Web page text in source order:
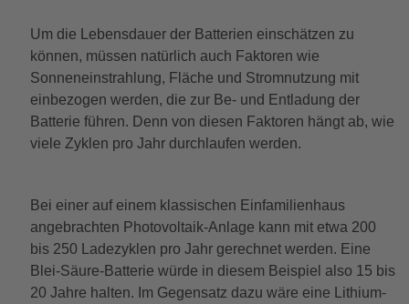
Um die Lebensdauer der Batterien einschätzen zu
können, müssen natürlich auch Faktoren wie
Sonneneinstrahlung, Fläche und Stromnutzung mit
einbezogen werden, die zur Be- und Entladung der
Batterie führen. Denn von diesen Faktoren hängt ab, wie
viele Zyklen pro Jahr durchlaufen werden.
Bei einer auf einem klassischen Einfamilienhaus
angebrachten Photovoltaik-Anlage kann mit etwa 200
bis 250 Ladezyklen pro Jahr gerechnet werden. Eine
Blei-Säure-Batterie würde in diesem Beispiel also 15 bis
20 Jahre halten. Im Gegensatz dazu wäre eine Lithium-